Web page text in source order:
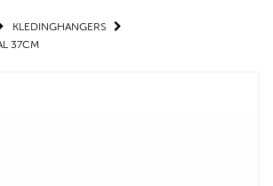
KLEDINGHANGERS
37CM